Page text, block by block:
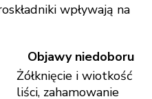
wpływają na
Objawy niedoboru
Żółknięcie i wiotkość
liści, zahamowanie